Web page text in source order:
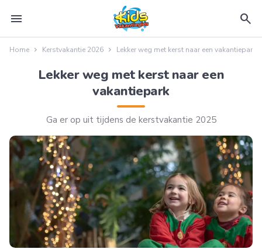
menu search
Home Kerstvakantie 2026 Lekker weg met kerst naar een vakantiepark
Lekker weg met kerst naar een
vakantiepark
Ga er op uit tijdens de kerstvakantie 2025